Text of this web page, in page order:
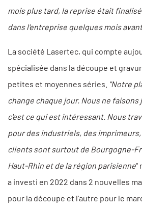
mois plus tard, la reprise était
dans l'entreprise quelques mois
La société Lasertec, qui compte
spécialisée dans la découpe et
petites et moyennes séries. "Notre
change chaque jour. Nous ne faisons
c'est ce qui est intéressant. Nous
pour des industriels, des
clients sont surtout de Bourgogne-
Haut-Rhin et de la région parisienne"
a investi en 2022 dans 2 nouvelles
pour la découpe et l'autre pour le